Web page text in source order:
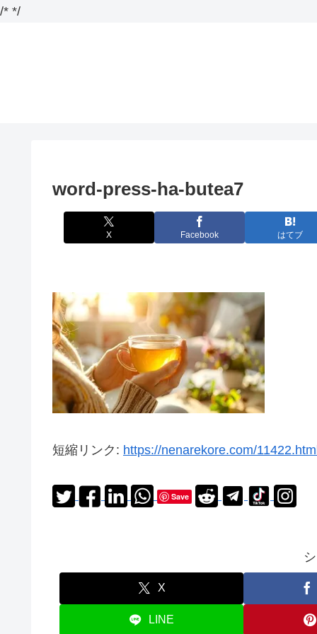
/* */
word-press-ha-butea7
X Facebook はてブ
短縮リンク: https://nenarekore.com/
Save
X
LINE